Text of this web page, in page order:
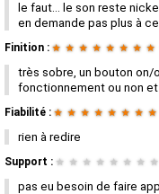
le faut... le son reste
en demande pas plus à
Finition : ★ ★ ★ ★ ★ ★ ★ ★
très sobre, un bouton on/
fonctionnement ou non
Fiabilité : ★ ★ ★ ★ ★ ★ ★ ★
rien à redire
Support : ★ ★ ★ ★ ★ ★ ★ ★
pas eu besoin de faire